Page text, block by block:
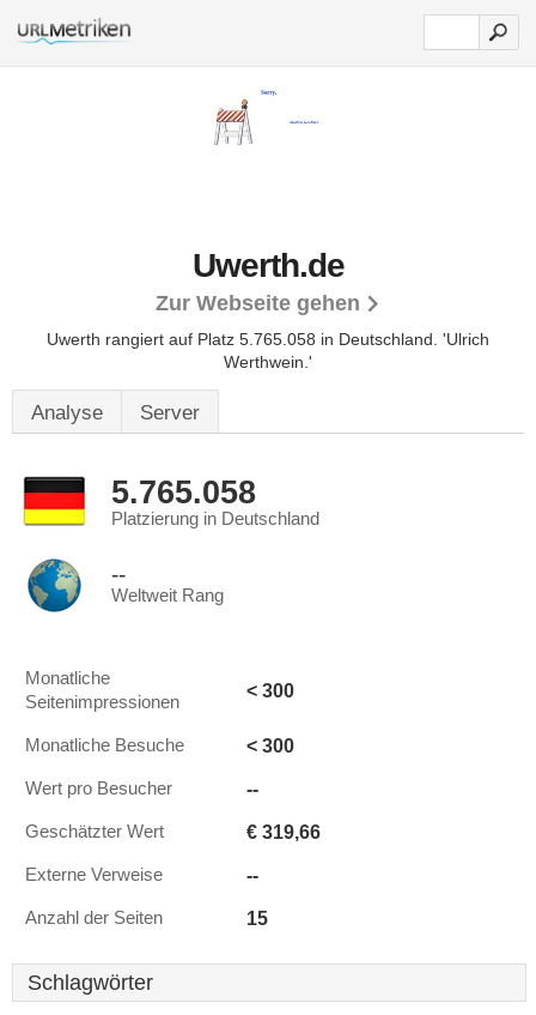
Uwerth.de
Zur Webseite gehen
Uwerth rangiert auf Platz 5.765.058 in Deutschland. 'Ulrich
Werthwein.'
Analyse Server
5.765.058
Platzierung in Deutschland
--
Weltweit Rang
Monatliche
Seitenimpressionen
< 300
Monatliche Besuche < 300
Wert pro Besucher --
Geschätzter Wert € 319,66
Externe Verweise --
Anzahl der Seiten 15
Schlagwörter